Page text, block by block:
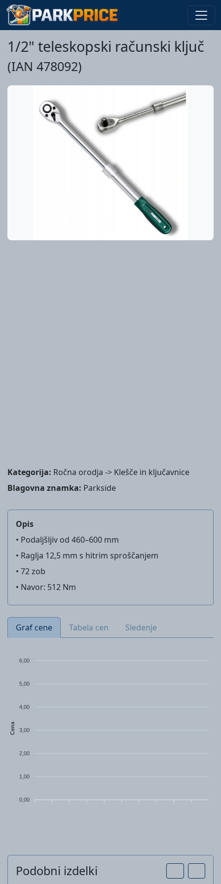
1/2" teleskopski računski ključ
(IAN 478092)
Kategorija: Ročna orodja -> Klešče in ključavnice
Blagovna znamka: Parkside
Opis
• Podaljšljiv od 460–600 mm
• Raglja 12,5 mm s hitrim sproščanjem
• 72 zob
• Navor: 512 Nm
Graf cene Tabela cen Sledenje
6,00
5,00
4,00
3,00
2,00
1,00
0,00
Cena
Podobni izdelki